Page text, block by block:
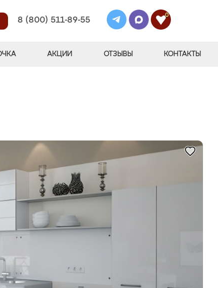
8 (800) 511-89-55
0
АКЦИИ ОТЗЫВЫ КОНТАКТЫ